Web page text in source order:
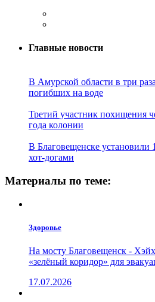
Главные новости
В Амурской области в три
погибших на воде
Третий участник похищения
года колонии
В Благовещенске установили
хот-догами
Материалы по теме:
Здоровье
На мосту Благовещенск -
«зелёный коридор» для
17.07.2026